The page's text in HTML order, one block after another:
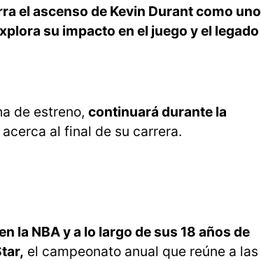
el ascenso de Kevin Durant como uno
su impacto en el juego y el legado
de estreno, continuará durante la
al final de su carrera.
la NBA y a lo largo de sus 18 años de
el campeonato anual que reúne a las